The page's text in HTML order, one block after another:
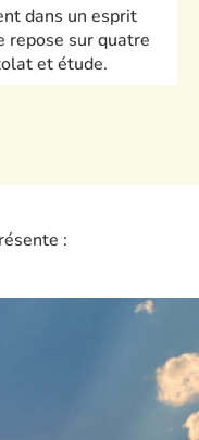
dans un esprit
repose sur quatre
et étude.
: